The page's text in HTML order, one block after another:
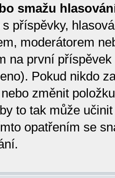
smažu
příspěvky,
moderátorem
na první
Pokud nikdo
změnit
to tak může
opatřením se